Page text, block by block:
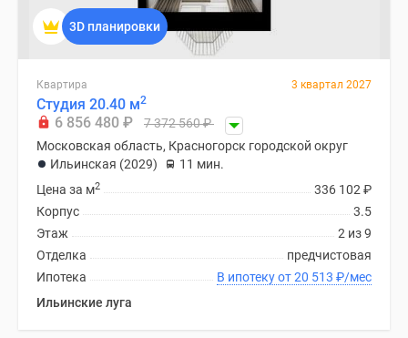
3D планировки
Квартира 3 квартал 2027
Студия 20.40 м2
6 856 480 ₽ 7 372 560₽
Московская область, Красногорск городской округ
Ильинская (2029)
11 мин.
336 102 ₽
Цена за м2
3.5
Корпус
2 из 9
Этаж
предчистовая
Отделка
В ипотеку от 20 513 ₽/мес
Ипотека
Ильинские луга